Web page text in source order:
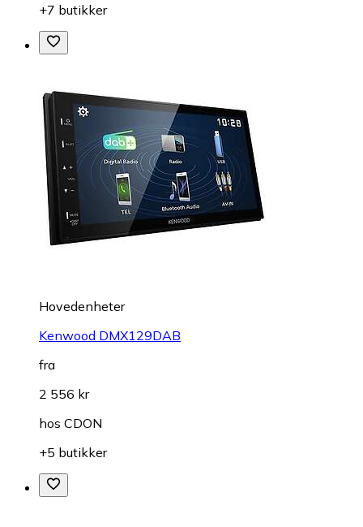
+7 butikker
Hovedenheter
Kenwood DMX129DAB
fra
2 556 kr
hos CDON
+5 butikker